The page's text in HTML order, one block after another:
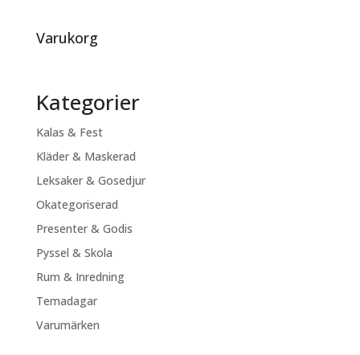
Varukorg
Kategorier
Kalas & Fest
Kläder & Maskerad
Leksaker & Gosedjur
Okategoriserad
Presenter & Godis
Pyssel & Skola
Rum & Inredning
Temadagar
Varumärken